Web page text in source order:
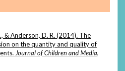
& Anderson, D. R. (2014). The
on the quantity and quality of
Journal of Children and Media,